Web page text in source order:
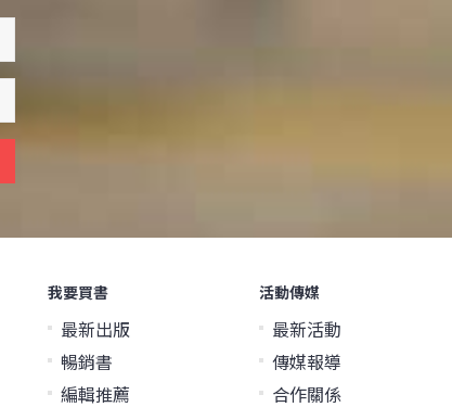
我要買書
最新出版
暢銷書
編輯推薦
活動傳媒
最新活動
傳媒報導
合作關係